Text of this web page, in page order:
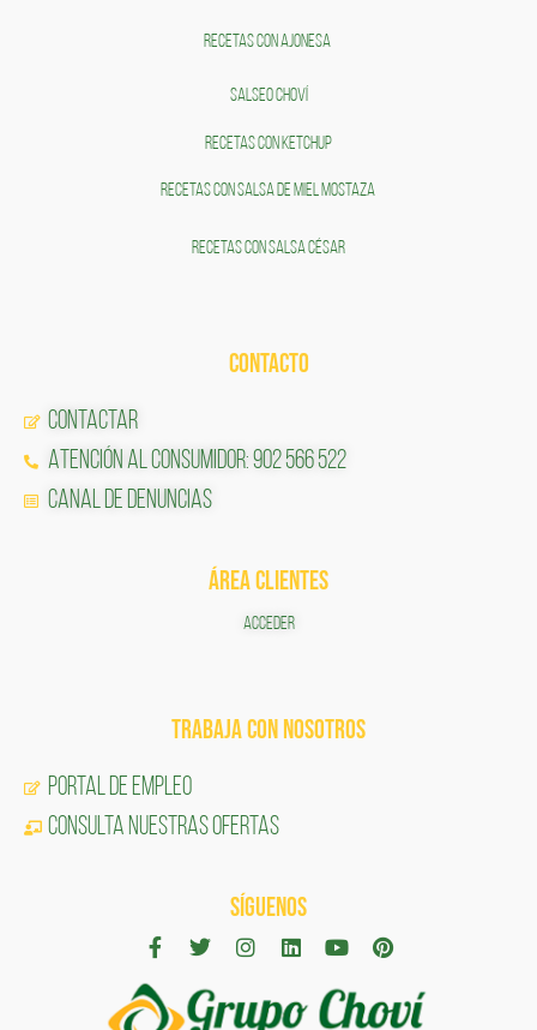
RECETAS CON AJONESA
SALSEO CHOVÍ
RECETAS CON KETCHUP
RECETAS CON SALSA DE MIEL MOSTAZA
RECETAS CON SALSA CÉSAR
CONTACTO
Contactar
Atención al Consumidor: 902 566 522
Canal de Denuncias
ÁREA CLIENTES
ACCEDER
TRABAJA CON NOSOTROS
Portal de Empleo
CONSULTA NUESTRAS OFERTAS
SÍGUENOS